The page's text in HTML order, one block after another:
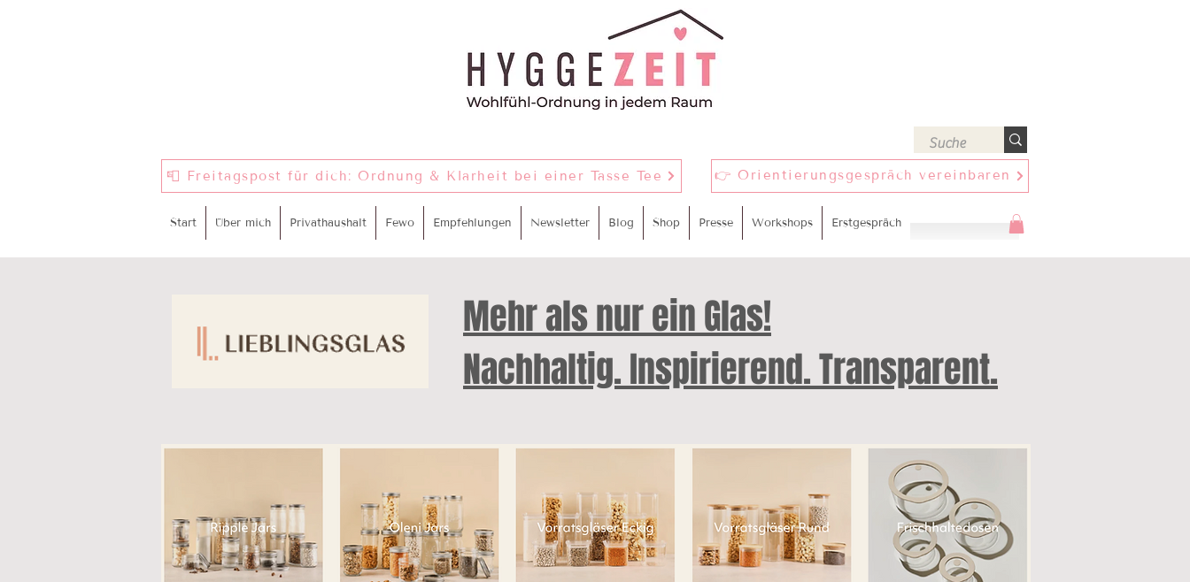
📮 Freitagspost für dich: Ordnung & Klarheit bei einer Tasse Tee 👉 Orientierungsgespräch vereinbaren
Start Über mich Privathaushalt Fewo Empfehlungen Newsletter Blog Shop Presse Workshops Erstgespräch
Mehr als nur ein Glas!
Nachhaltig. Inspirierend. Transparent.